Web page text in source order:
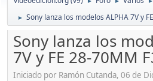
► Sony lanza los modelos ALPHA 7V y
Sony lanza los
7V y FE 28-70MM
Iniciado por Ramón Cutanda, 06 de